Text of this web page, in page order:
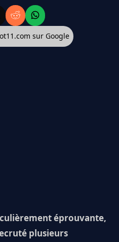
sur Google
éprouvante,
plusieurs